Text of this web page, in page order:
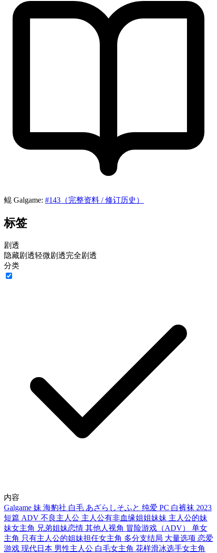
鲲 Galgame: #143（完整资料 / 修订历史）
标签
剧透
隐藏剧透轻微剧透完全剧透
分类
内容
Galgame 妹 海豹社 白毛 あざらしそふと 纯爱 PC 白裤袜 2023
短篇 ADV 不良主人公 主人公有非血缘姐姐妹妹 主人公的妹
妹女主角 兄弟姐妹恋情 其他人视角 冒险游戏（ADV）
单女
主角 只有主人公的姐妹担任女主角 多分支结局 大量选项 恋爱
游戏 现代日本 男性主人公 白毛女主角 花样滑冰选手女主角